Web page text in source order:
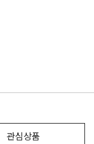
관심상품